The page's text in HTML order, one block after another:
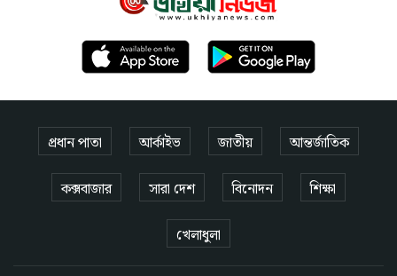
প্রধান পাতা আর্কাইভ জাতীয় আন্তর্জাতিক
কক্সবাজার সারা দেশ বিনোদন শিক্ষা
খেলাধুলা